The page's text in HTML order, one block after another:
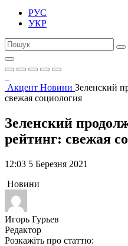
РУС
УКР
Акцент Новини Зеленский
свежая социология
Зеленский
рейтинг: свежая
12:03 5 Березня 2021
Новини
Игорь Гурьев
Редактор
Розкажіть про статтю: